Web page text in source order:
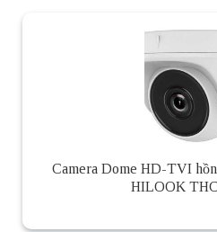
Camera Dome HD-TVI
HILOOK